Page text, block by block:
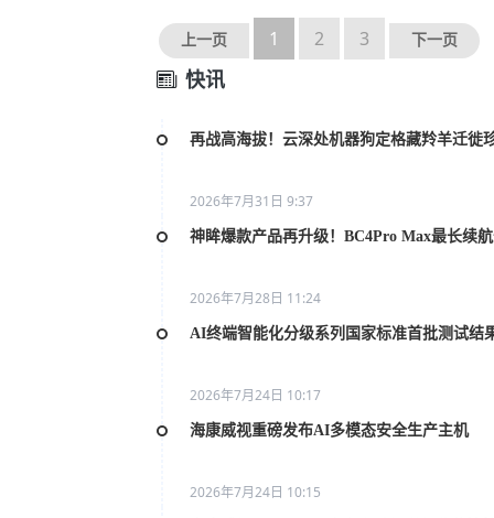
上一页 1 2 3 下一页
快讯
再战高海拔！云深处机器狗定格藏羚羊迁徙
2026年7月31日 9:37
神眸爆款产品再升级！BC4Pro Max最长续
2026年7月28日 11:24
AI终端智能化分级系列国家标准首批测试结
2026年7月24日 10:17
海康威视重磅发布AI多模态安全生产主机
2026年7月24日 10:15